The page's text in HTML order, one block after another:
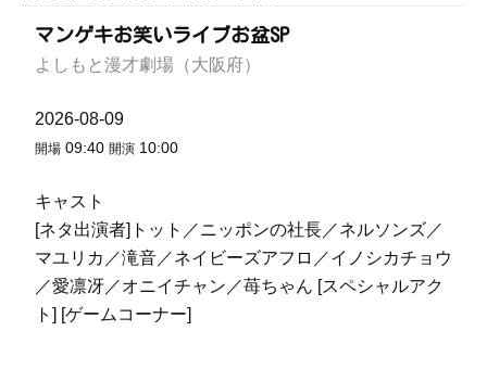
マンゲキお笑いライブお盆SP
よしもと漫才劇場（大阪府）
2026-08-09
開場 09:40 開演 10:00
キャスト
[ネタ出演者]トット／ニッポンの社長／ネルソンズ／
マユリカ／滝音／ネイビーズアフロ／イノシカチョウ
／愛凛冴／オニイチャン／苺ちゃん [スペシャルアク
ト] [ゲームコーナー]